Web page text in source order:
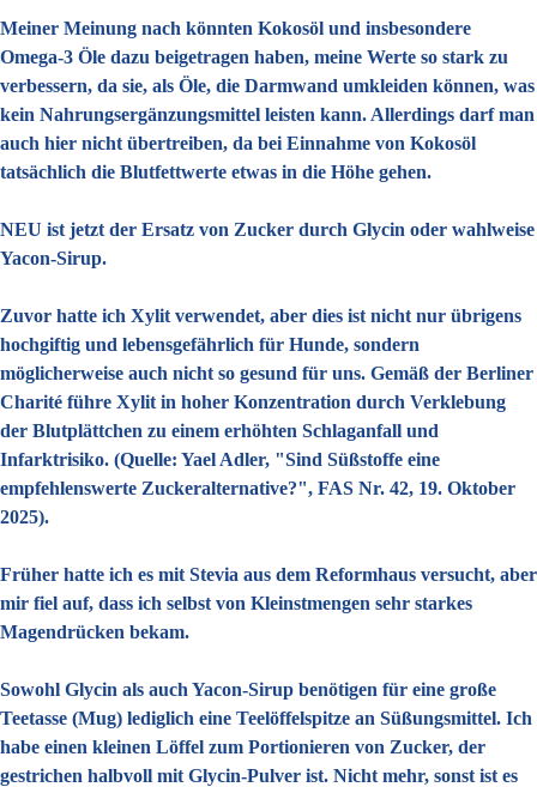
Meiner Meinung nach könnten Kokosöl und insbesondere
Omega-3 Öle dazu beigetragen haben, meine Werte so stark zu
verbessern, da sie, als Öle, die Darmwand umkleiden können, was
kein Nahrungsergänzungsmittel leisten kann. Allerdings darf man
auch hier nicht übertreiben, da bei Einnahme von Kokosöl
tatsächlich die Blutfettwerte etwas in die Höhe gehen.
NEU ist jetzt der Ersatz von Zucker durch Glycin oder wahlweise
Yacon-Sirup.
Zuvor hatte ich Xylit verwendet, aber dies ist nicht nur übrigens
hochgiftig und lebensgefährlich für Hunde, sondern
möglicherweise auch nicht so gesund für uns. Gemäß der Berliner
Charité führe Xylit in hoher Konzentration durch Verklebung
der Blutplättchen zu einem erhöhten Schlaganfall und
Infarktrisiko. (Quelle: Yael Adler, "Sind Süßstoffe eine
empfehlenswerte Zuckeralternative?", FAS Nr. 42, 19. Oktober
2025).
Früher hatte ich es mit Stevia aus dem Reformhaus versucht, aber
mir fiel auf, dass ich selbst von Kleinstmengen sehr starkes
Magendrücken bekam.
Sowohl Glycin als auch Yacon-Sirup benötigen für eine große
Teetasse (Mug) lediglich eine Teelöffelspitze an Süßungsmittel. Ich
habe einen kleinen Löffel zum Portionieren von Zucker, der
gestrichen halbvoll mit Glycin-Pulver ist. Nicht mehr, sonst ist es